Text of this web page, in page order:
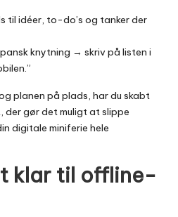
til idéer, to-do’s og tanker der
knytning → skriv på listen i
planen på plads, har du skabt
der gør det muligt at slippe
digitale miniferie hele
klar til offline-